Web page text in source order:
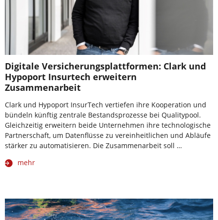
Digitale Versicherungsplattformen: Clark und
Hypoport Insurtech erweitern
Zusammenarbeit
Clark und Hypoport InsurTech vertiefen ihre Kooperation und
bündeln künftig zentrale Bestandsprozesse bei Qualitypool.
Gleichzeitig erweitern beide Unternehmen ihre technologische
Partnerschaft, um Datenflüsse zu vereinheitlichen und Abläufe
stärker zu automatisieren. Die Zusammenarbeit soll …
mehr